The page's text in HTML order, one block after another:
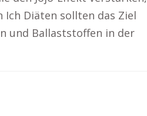
Diäten sollten das Ziel
und Ballaststoffen in der